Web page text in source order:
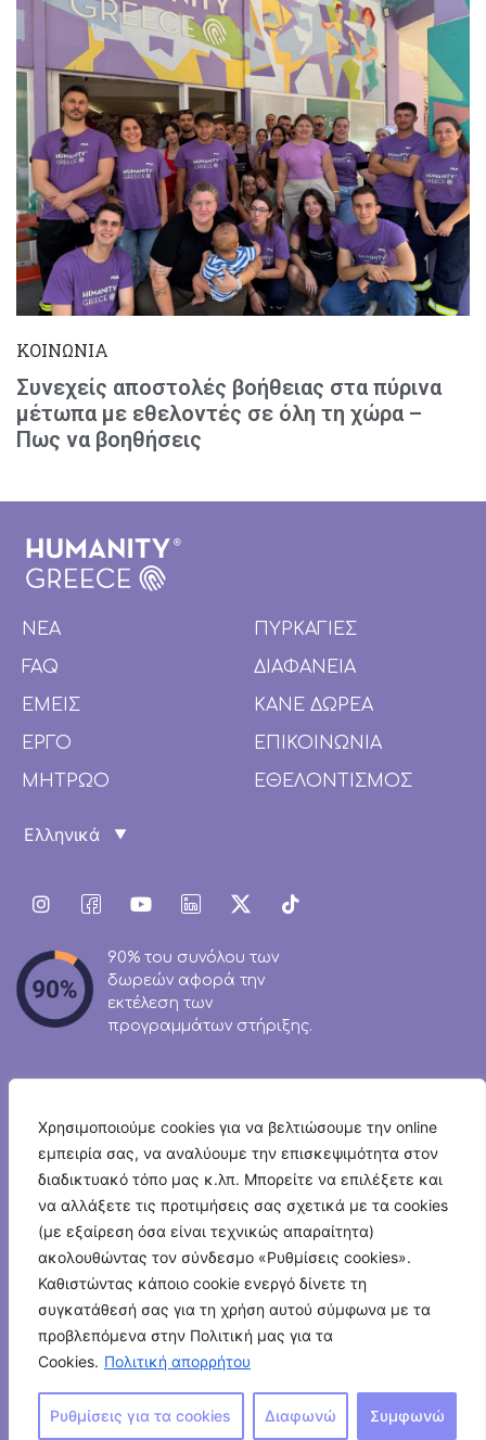
Χρησιμοποιούμε cookies για να βελτιώσουμε την online
εμπειρία σας, να αναλύουμε την επισκεψιμότητα στον
διαδικτυακό τόπο μας κ.λπ. Μπορείτε να επιλέξετε και
να αλλάξετε τις προτιμήσεις σας σχετικά με τα cookies
(με εξαίρεση όσα είναι τεχνικώς απαραίτητα)
ακολουθώντας τον σύνδεσμο «Ρυθμίσεις cookies».
Καθιστώντας κάποιο cookie ενεργό δίνετε τη
συγκατάθεσή σας για τη χρήση αυτού σύμφωνα με τα
προβλεπόμενα στην Πολιτική μας για τα
Cookies. Πολιτική απορρήτου
Ρυθμίσεις για τα cookies Διαφωνώ Συμφωνώ
ΚΟΙΝΩΝΙΑ
Συνεχείς αποστολές βοήθειας στα πύρινα
μέτωπα με εθελοντές σε όλη τη χώρα –
Πως να βοηθήσεις
ΝΕΑ
FAQ
ΕΜΕΙΣ
ΕΡΓΟ
ΜΗΤΡΩΟ
ΠΥΡΚΑΓΙΕΣ
ΔΙΑΦΑΝΕΙΑ
ΚΑΝΕ ΔΩΡΕΑ
ΕΠΙΚΟΙΝΩΝΙΑ
ΕΘΕΛΟΝΤΙΣΜΟΣ
90% του συνόλου των
δωρεών αφορά την
εκτέλεση των
προγραμμάτων στήριξης.
Newsletter
Επικοινωνία
© 2026 Humanity Greece
Πολιτική Καταγγελιών
Κώδικας Δεοντολογίας